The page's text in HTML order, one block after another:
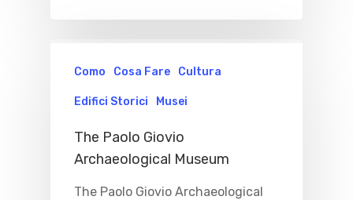
Como Cosa Fare Cultura
Edifici Storici Musei
The Paolo Giovio
Archaeological Museum
The Paolo Giovio Archaeological